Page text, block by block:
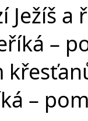
Ježíš
–
–